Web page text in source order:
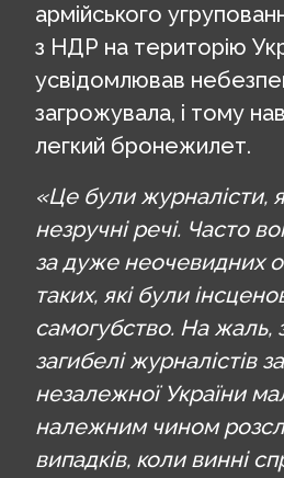
армійського
з НДР на територію
усвідомлював
загрожувала, і тому
легкий бронежилет.
«Це були журналісти,
незручні речі. Часто
за дуже неочевидних
таких, які були
самогубство. На жаль,
загибелі журналістів
незалежної України
належним чином
випадків, коли винні